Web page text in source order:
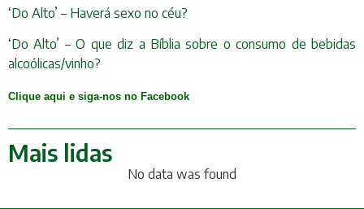
‘Do Alto’ – Haverá sexo no céu?
‘Do Alto’ – O que diz a Bíblia sobre o consumo de bebidas
alcoólicas/vinho?
Clique aqui e siga-nos no Facebook
Mais lidas
No data was found